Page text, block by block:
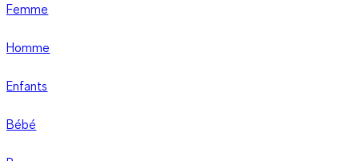
Femme
Homme
Enfants
Bébé